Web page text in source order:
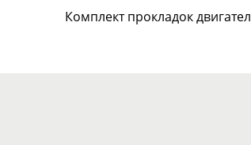
Комплект прокладок